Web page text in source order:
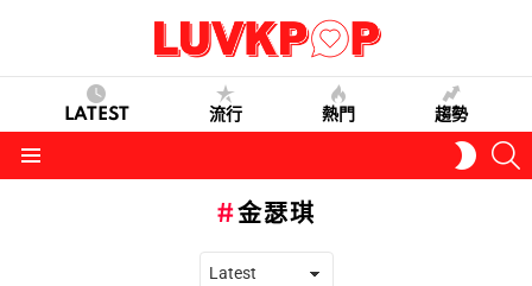
LATEST 流行 熱門 趨勢
SKIN
金瑟琪